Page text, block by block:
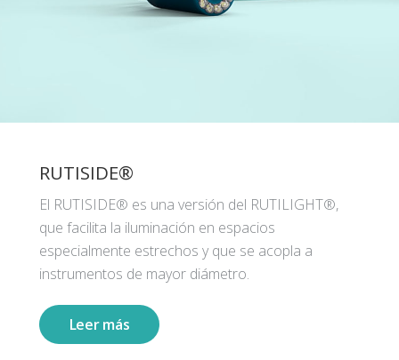
RUTISIDE®
El RUTISIDE® es una versión del RUTILIGHT®,
que facilita la iluminación en espacios
especialmente estrechos y que se acopla a
instrumentos de mayor diámetro.
Leer más